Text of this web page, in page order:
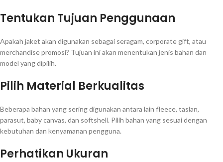
Tentukan Tujuan Penggunaan
Apakah jaket akan digunakan sebagai seragam, corporate gift, atau
merchandise promosi? Tujuan ini akan menentukan jenis bahan dan
model yang dipilih.
Pilih Material Berkualitas
Beberapa bahan yang sering digunakan antara lain fleece, taslan,
parasut, baby canvas, dan softshell. Pilih bahan yang sesuai dengan
kebutuhan dan kenyamanan pengguna.
Perhatikan Ukuran